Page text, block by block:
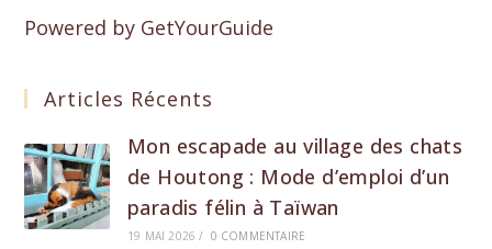
Powered by GetYourGuide
Articles Récents
Mon escapade au village des chats
de Houtong : Mode d’emploi d’un
paradis félin à Taïwan
19 MAI 2026 / 0 COMMENTAIRE